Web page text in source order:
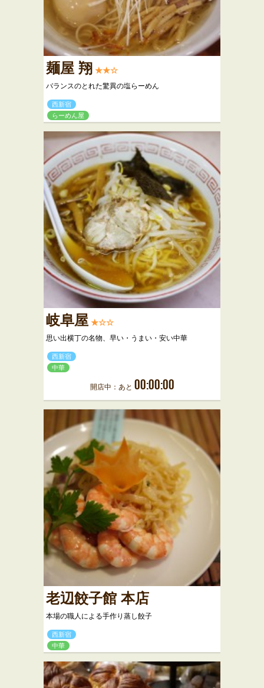
麺屋 翔 ★★☆
バランスのとれた驚異の塩らーめん
西新宿
らーめん屋
岐阜屋 ★☆☆
思い出横丁の名物、早い・うまい・安い中華
西新宿
中華
開店中：あと 00:00:00
老辺餃子館 本店
本場の職人による手作り蒸し餃子
西新宿
中華